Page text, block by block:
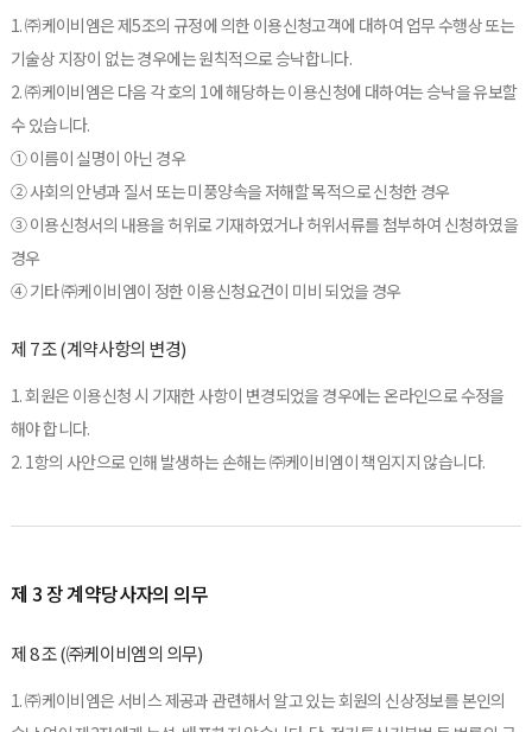
1. ㈜케이비엠은 제5조의 규정에 의한 이용신청고객에 대하여 업무 수행상 또는
기술상 지장이 없는 경우에는 원칙적으로 승낙합니다.
2. ㈜케이비엠은 다음 각 호의 1에 해당하는 이용신청에 대하여는 승낙을 유보할
수 있습니다.
① 이름이 실명이 아닌 경우
② 사회의 안녕과 질서 또는 미풍양속을 저해할 목적으로 신청한 경우
③ 이용신청서의 내용을 허위로 기재하였거나 허위서류를 첨부하여 신청하였을
경우
④ 기타 ㈜케이비엠이 정한 이용신청요건이 미비 되었을 경우
제 7 조 (계약사항의 변경)
1. 회원은 이용신청 시 기재한 사항이 변경되었을 경우에는 온라인으로 수정을
해야 합니다.
2. 1항의 사안으로 인해 발생하는 손해는 ㈜케이비엠이 책임지지 않습니다.
제 3 장 계약당사자의 의무
제 8 조 (㈜케이비엠의 의무)
1. ㈜케이비엠은 서비스 제공과 관련해서 알고 있는 회원의 신상정보를 본인의